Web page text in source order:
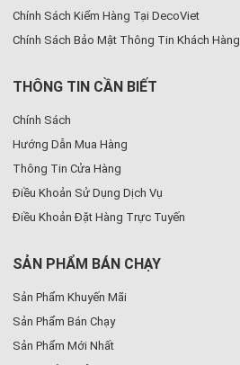
Chính Sách Kiểm Hàng Tại DecoViet
Chính Sách Bảo Mật Thông Tin Khách Hàng
THÔNG TIN CẦN BIẾT
Chính Sách
Hướng Dẫn Mua Hàng
Thông Tin Cửa Hàng
Điều Khoản Sử Dụng Dịch Vụ
Điều Khoản Đặt Hàng Trực Tuyến
SẢN PHẨM BÁN CHẠY
Sản Phẩm Khuyến Mãi
Sản Phẩm Bán Chạy
Sản Phẩm Mới Nhất